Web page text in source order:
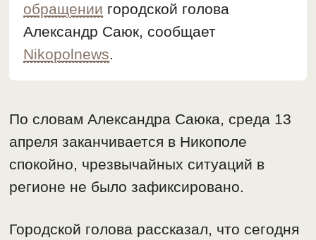
обращении городской голова
Александр Саюк, сообщает
Nikopolnews.
По словам Александра Саюка, среда 13
апреля заканчивается в Никополе
спокойно, чрезвычайных ситуаций в
регионе не было зафиксировано.
Городской голова рассказал, что сегодня